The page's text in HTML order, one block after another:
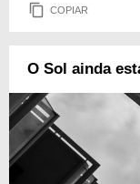
COPIAR
O Sol ainda